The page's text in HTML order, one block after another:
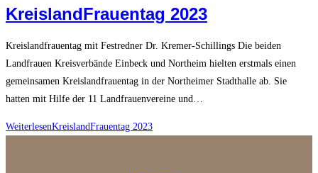
KreislandFrauentag 2023
Kreislandfrauentag mit Festredner Dr. Kremer-Schillings Die beiden
Landfrauen Kreisverbände Einbeck und Northeim hielten erstmals einen
gemeinsamen Kreislandfrauentag in der Northeimer Stadthalle ab. Sie
hatten mit Hilfe der 11 Landfrauenvereine und…
WeiterlesenKreislandFrauentag 2023